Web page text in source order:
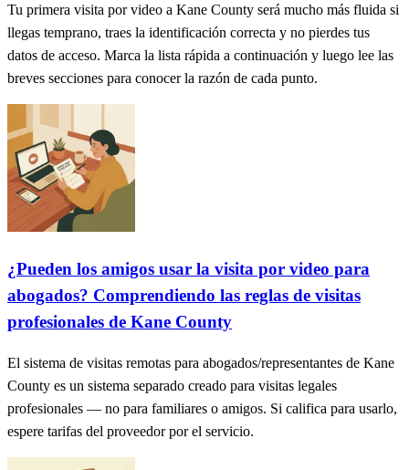
Tu primera visita por video a Kane County será mucho más fluida si
llegas temprano, traes la identificación correcta y no pierdes tus
datos de acceso. Marca la lista rápida a continuación y luego lee las
breves secciones para conocer la razón de cada punto.
¿Pueden los amigos usar la visita por video para
abogados? Comprendiendo las reglas de visitas
profesionales de Kane County
El sistema de visitas remotas para abogados/representantes de Kane
County es un sistema separado creado para visitas legales
profesionales — no para familiares o amigos. Si califica para usarlo,
espere tarifas del proveedor por el servicio.